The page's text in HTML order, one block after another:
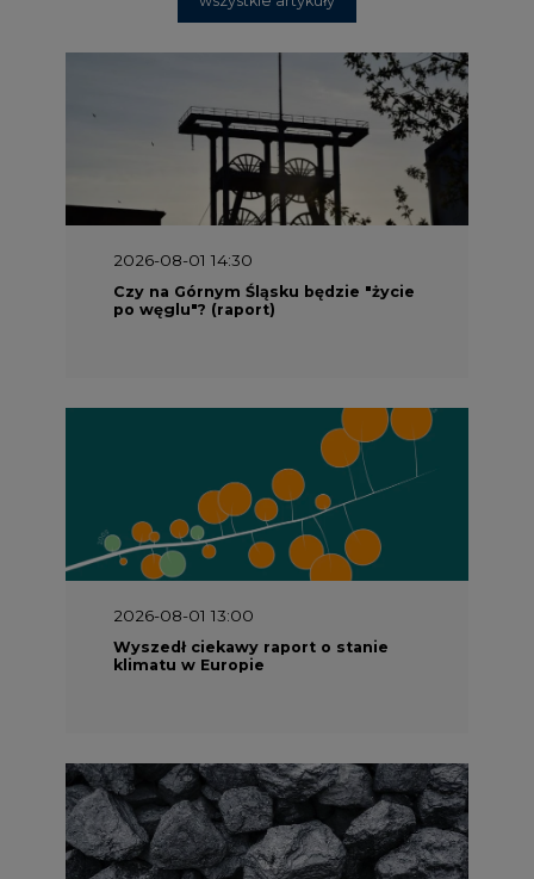
2026-08-01 14:30
Czy na Górnym Śląsku będzie "życie
po węglu"? (raport)
2026-08-01 13:00
Wyszedł ciekawy raport o stanie
klimatu w Europie